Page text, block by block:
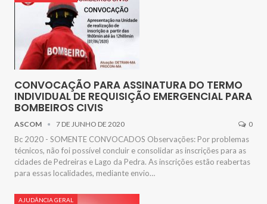
CONVOCAÇÃO PARA ASSINATURA DO TERMO
INDIVIDUAL DE REQUISIÇÃO EMERGENCIAL PARA
BOMBEIROS CIVIS
ASCOM 7 DE JUNHO DE 2020 0
Bc 2020 - SOMENTE CONVOCADOS Observações: Por problemas
técnicos, não foi possível concluir e consolidar as inscrições para as
cidades de Pedreiras e Lago da Pedra. As inscrições estão reabertas
para essas localidades, mediante envio…
AJUDÂNCIA GERAL